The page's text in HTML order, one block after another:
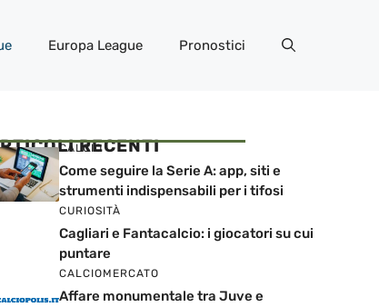
Europa League Pronostici
RECENTI
CALCIO
Come seguire la Serie A: app, siti e
strumenti indispensabili per i tifosi
CURIOSITÀ
Cagliari e Fantacalcio: i giocatori su cui
puntare
CALCIOMERCATO
Affare monumentale tra Juve e